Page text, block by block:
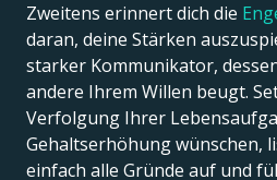
Zweitens erinnert dich die
daran, deine Stärken
starker Kommunikator,
andere Ihrem Willen beugt.
Verfolgung Ihrer
Gehaltserhöhung wünschen,
einfach alle Gründe auf und